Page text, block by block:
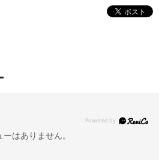
ーはありません。